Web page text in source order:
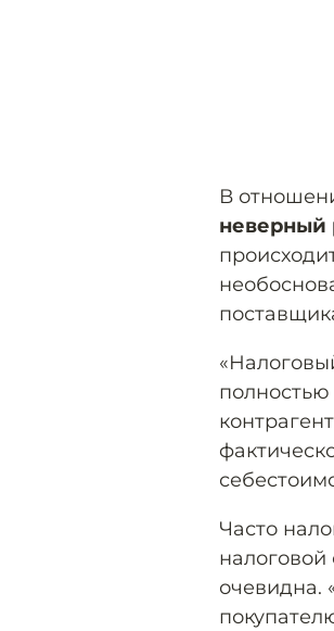
В
неверный
Часто
очевидна.